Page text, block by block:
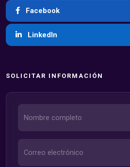
Facebook
LinkedIn
SOLICITAR INFORMACIÓN